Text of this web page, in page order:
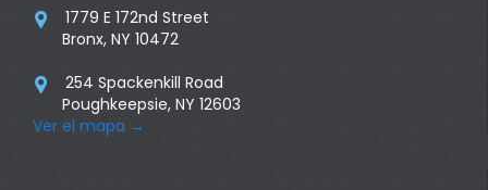

1779 E 172nd Street
Bronx, NY 10472

254 Spackenkill Road
Poughkeepsie, NY 12603
Ver el mapa →